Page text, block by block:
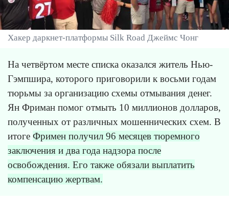
Хакер даркнет-платформы Silk Road Джеймс Чонг
На четвёртом месте списка оказался житель Нью-
Гэмпшира, которого приговорили к восьми годам
тюрьмы за организацию схемы отмывания денег.
Ян Фриман помог отмыть 10 миллионов долларов,
полученных от различных мошеннических схем. В
итоге Фримен получил 96 месяцев тюремного
заключения и два года надзора после
освобождения. Его также обязали выплатить
компенсацию жертвам.